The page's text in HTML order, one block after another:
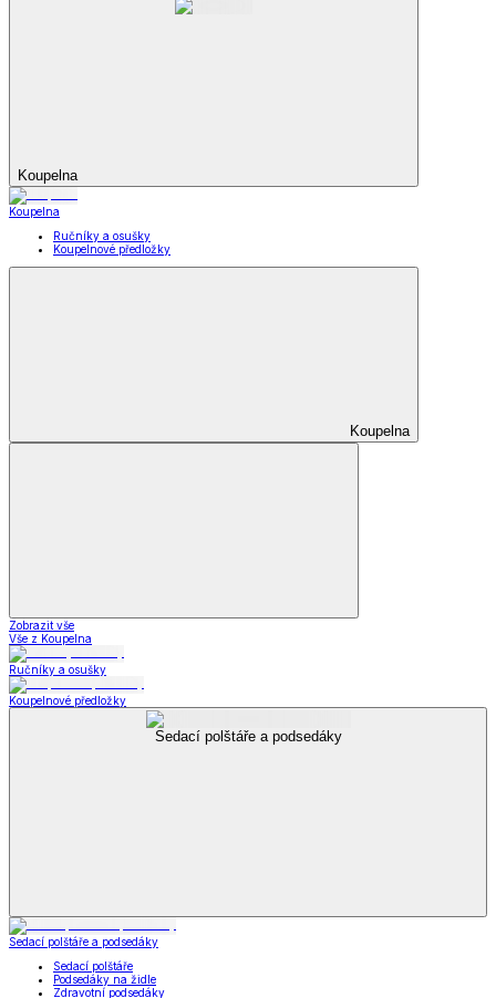
Koupelna
Koupelna
Ručníky a osušky
Koupelnové předložky
Koupelna
Zobrazit vše
Vše z Koupelna
Ručníky a osušky
Koupelnové předložky
Sedací polštáře a podsedáky
Sedací polštáře a podsedáky
Sedací polštáře
Podsedáky na židle
Zdravotní podsedáky